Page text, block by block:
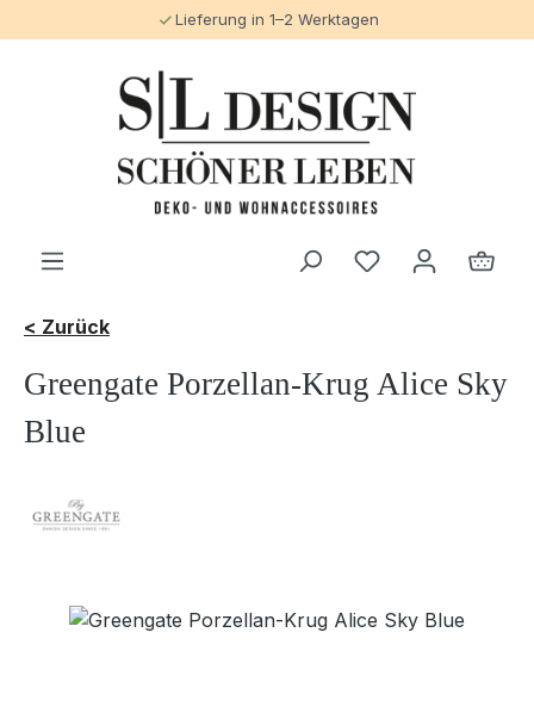
Lieferung in 1–2 Werktagen
< Zurück
Greengate Porzellan-Krug Alice Sky
Blue
Bildergalerie überspringen